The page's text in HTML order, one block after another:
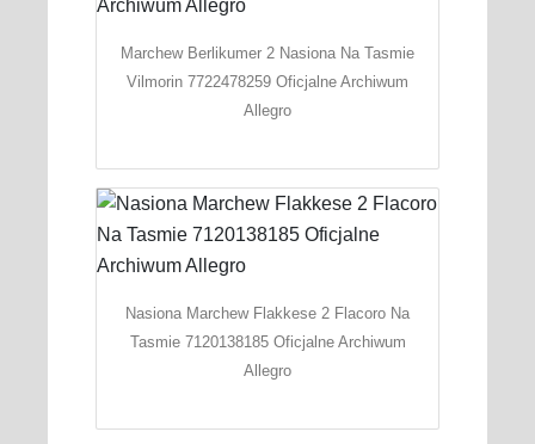
Marchew Berlikumer 2 Nasiona Na Tasmie
Vilmorin 7722478259 Oficjalne Archiwum
Allegro
Nasiona Marchew Flakkese 2 Flacoro Na
Tasmie 7120138185 Oficjalne Archiwum
Allegro